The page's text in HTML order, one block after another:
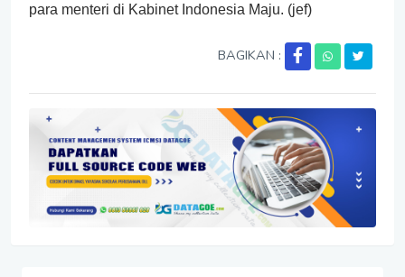
para menteri di Kabinet Indonesia Maju. (jef)
BAGIKAN :